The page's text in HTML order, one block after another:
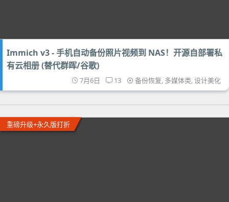
Immich v3 - 手机自动备份照片视频到 NAS！开源自部署私
有云相册 (替代群晖/谷歌)
7月6日 13 备份恢复, 多媒体类,设计美化
重磅升级+永久版打折